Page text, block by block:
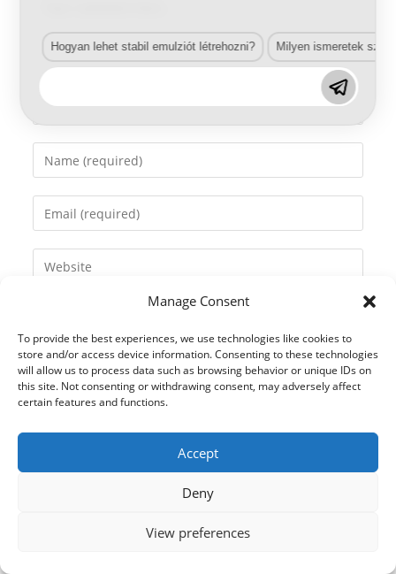
Manage Consent
To provide the best experiences, we use technologies like cookies to
store and/or access device information. Consenting to these technologies
will allow us to process data such as browsing behavior or unique IDs on
this site. Not consenting or withdrawing consent, may adversely affect
certain features and functions.
Accept
Deny
View preferences
Enter
your
name
Enter
your
email
address
Enter
your
(optional)
© 2021 Kaméleon Hungary Kft. Minden jog fenntartva. All rights
Hogyan lehet stabil emulziót létrehozni? Milyen ismeretek